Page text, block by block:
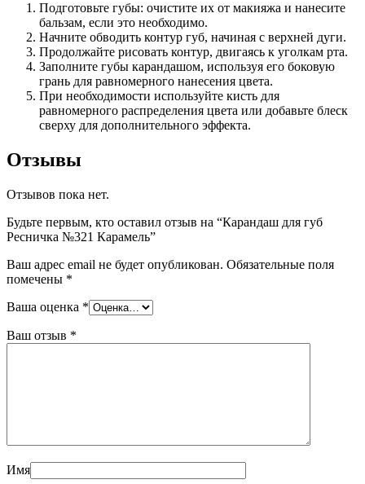
Подготовьте губы: очистите их от макияжа и нанесите
бальзам, если это необходимо.
Начните обводить контур губ, начиная с верхней дуги.
Продолжайте рисовать контур, двигаясь к уголкам рта.
Заполните губы карандашом, используя его боковую
грань для равномерного нанесения цвета.
При необходимости используйте кисть для
равномерного распределения цвета или добавьте блеск
сверху для дополнительного эффекта.
Отзывы
Отзывов пока нет.
Будьте первым, кто оставил отзыв на “Карандаш для губ
Ресничка №321 Карамель”
Ваш адрес email не будет опубликован. Обязательные поля
помечены *
Ваша оценка *
Ваш отзыв *
Имя